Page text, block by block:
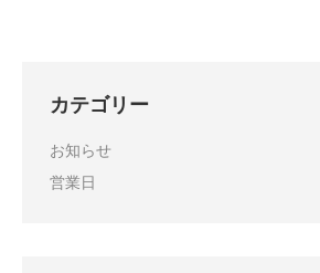
カテゴリー
お知らせ
営業日